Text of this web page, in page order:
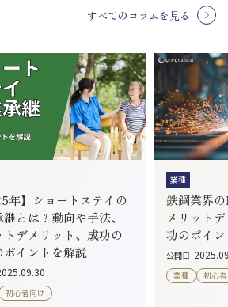
すべてのコラムを見る
年】ショートステイの
とは？動向や手法、
トデメリット、成功の
ポイントを解説
初心者向け
業種
鉄鋼業界
メリット
功のポイ
公開日
業種 初心